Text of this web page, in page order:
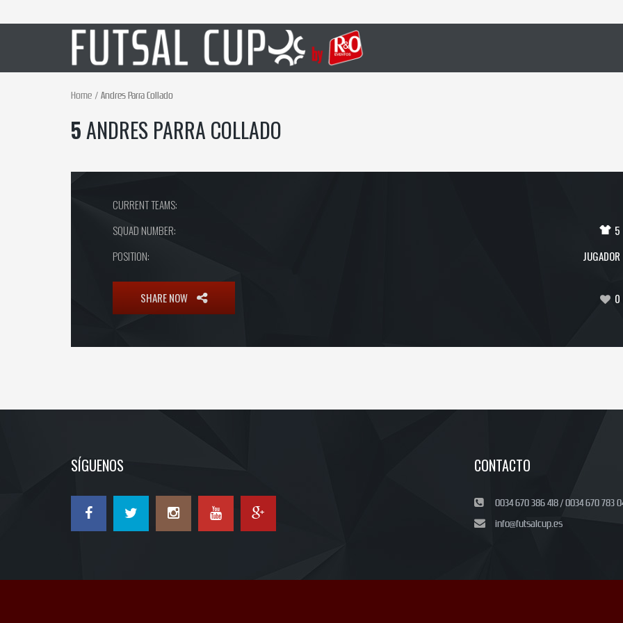
Home Andres Parra Collado
5ANDRES PARRA COLLADO
CURRENT TEAMS:
SQUAD NUMBER:
5
POSITION:
JUGADOR
SHARE NOW 0
SÍGUENOS CONTACTO
0034 670 386 418 / 0034 670 783
info@futsalcup.es